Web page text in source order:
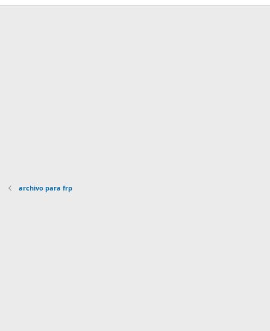
l0
archivo para frp